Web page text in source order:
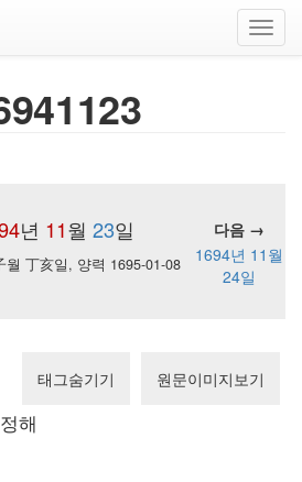
년 11월 23일
다음 →
월 丁亥일, 양력 1695-01-08
1694년 11월
24일
태그숨기기 원문이미지보기
해